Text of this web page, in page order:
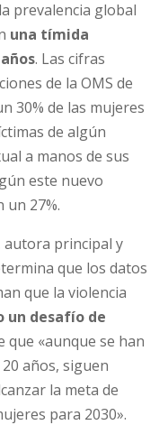
prevalencia global
una tímida
. Las cifras
de la OMS de
30% de las mujeres
de algún
a manos de sus
este nuevo
27%.
autora principal y
que los datos
que la violencia
un desafío de
que «aunque se han
años, siguen
la meta de
para 2030».